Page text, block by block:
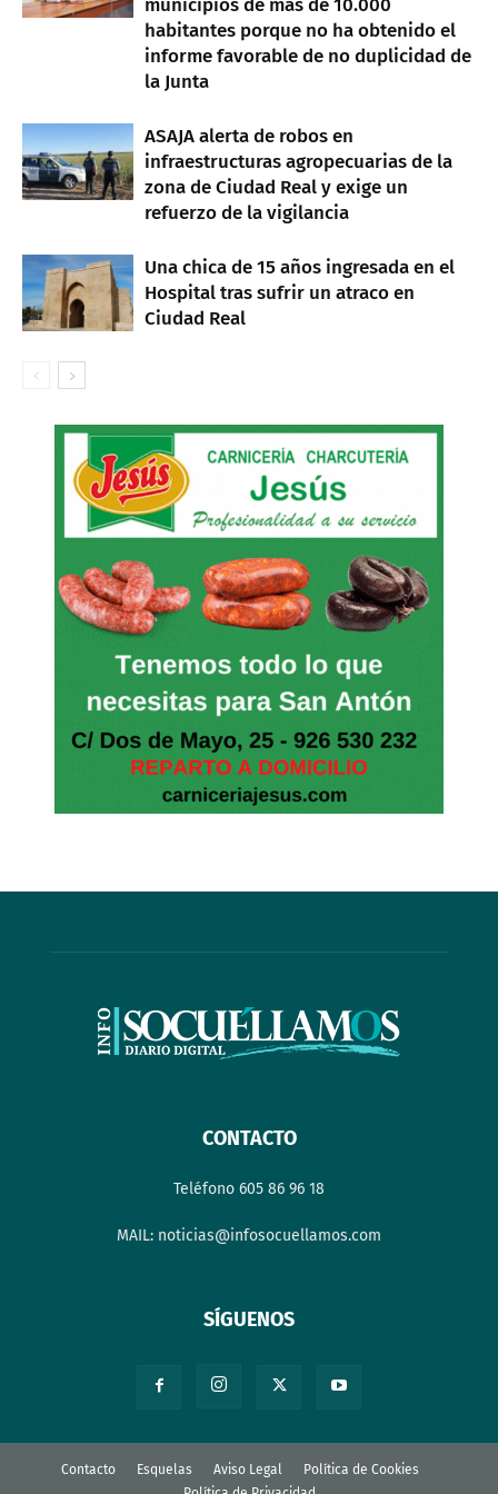
municipios de más de 10.000
habitantes porque no ha obtenido el
informe favorable de no duplicidad de
la Junta
ASAJA alerta de robos en
infraestructuras agropecuarias de la
zona de Ciudad Real y exige un
refuerzo de la vigilancia
Una chica de 15 años ingresada en el
Hospital tras sufrir un atraco en
Ciudad Real
CONTACTO
Teléfono 605 86 96 18
MAIL: noticias@infosocuellamos.com
SÍGUENOS
Contacto Esquelas Aviso Legal
Política de Cookies